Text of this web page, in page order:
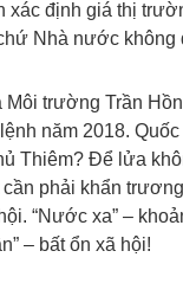
xác định giá thị
Nhà nước không
trường Trần
năm 2018.
Thiêm? Để lửa
phải khẩn
“Nước xa” –
– bất ổn xã hội!